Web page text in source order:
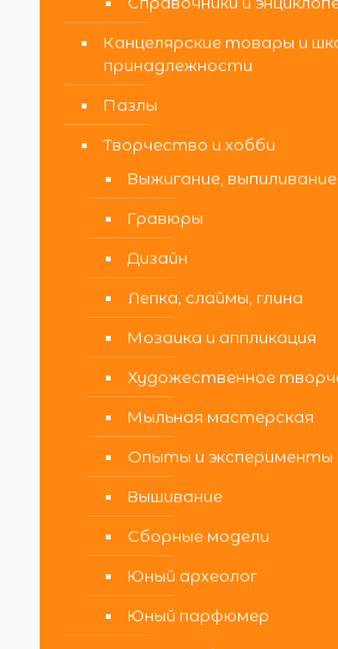
Канцелярские товары и
принадлежности
Пазлы
Творчество и хобби
Выжигание, выпиливание
Гравюры
Дизайн
Лепка, слаймы, глина
Мозаика и аппликация
Художественное
Мыльная мастерская
Опыты и эксперименты
Вышивание
Сборные модели
Юный археолог
Юный парфюмер